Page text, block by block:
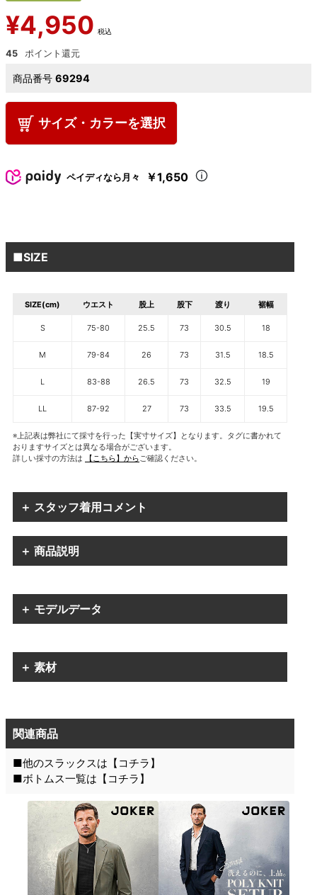
¥4,950 税込
45
商品番号 69294
サイズ・カラーを選択
ペイディなら月々 ￥1,650
■SIZE
SIZE(cm) ウエスト 股上 股下 渡り 裾幅
S 75-80 25.5 73 30.5 18
M 79-84 26 73 31.5 18.5
L 83-88 26.5 73 32.5 19
LL 87-92 27 73 33.5 19.5
※上記表は弊社にて採寸を行った【実寸サイズ】となります。タグに書かれて
おりますサイズとは異なる場合がございます。
詳しい採寸の方法は
【こちら】からご確認ください。
＋ スタッフ着用コメント
＋ 商品説明
＋ モデルデータ
＋ 素材
関連商品
■他のスラックスは【 コチラ 】
■ボトムス一覧は【 コチラ 】